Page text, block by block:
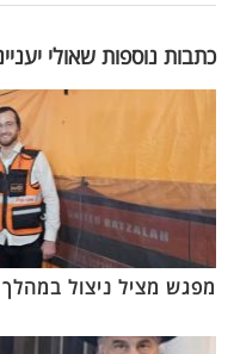
כתבות נוספות שאולי
מפגש מציל ניצול